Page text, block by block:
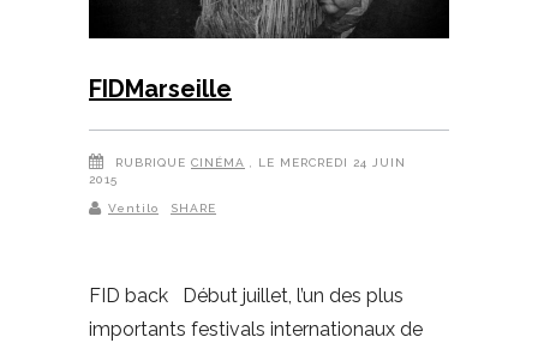
FIDMarseille
RUBRIQUE CINÉMA
, LE MERCREDI 24 JUIN
2015
Ventilo SHARE
FID back Début juillet, l’un des plus
importants festivals internationaux de